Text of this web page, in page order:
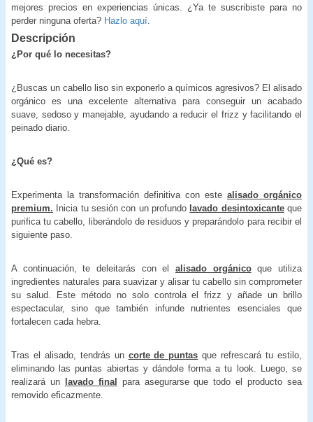
mejores precios en experiencias únicas. ¿Ya te suscribiste para no
perder ninguna oferta? Hazlo aquí
Descripción
¿Por qué lo necesitas?
¿Buscas un cabello liso sin exponerlo a químicos agresivos? El alisado
orgánico es una excelente alternativa para conseguir un acabado
suave, sedoso y manejable, ayudando a reducir el frizz y facilitando el
peinado diario.
¿Qué es?
Experimenta la transformación definitiva con este alisado orgánico
premium. Inicia tu sesión con un profundo lavado desintoxicanteque
purifica tu cabello, liberándolo de residuos y preparándolo para recibir el
siguiente paso.
A continuación, te deleitarás con el alisado orgánicoque utiliza
ingredientes naturales para suavizar y alisar tu cabello sin comprometer
su salud. Este método no solo controla el frizz y añade un brillo
espectacular, sino que también infunde nutrientes esenciales que
fortalecen cada hebra.
Tras el alisado, tendrás un corte de puntas que refrescará tu estilo,
eliminando las puntas abiertas y dándole forma a tu look. Luego, se
realizará un
lavado final
para asegurarse que todo el producto sea
removido eficazmente.